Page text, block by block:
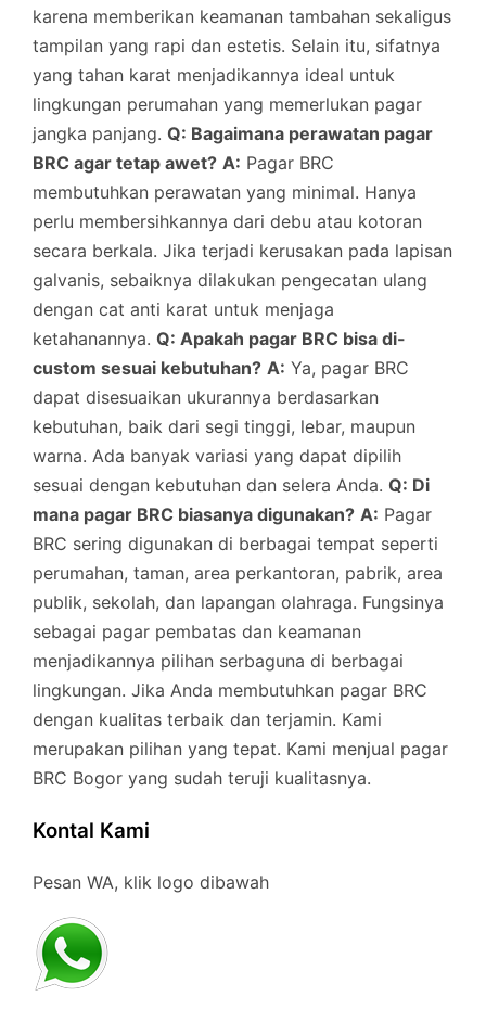
karena memberikan keamanan tambahan sekaligus
tampilan yang rapi dan estetis. Selain itu, sifatnya
yang tahan karat menjadikannya ideal untuk
lingkungan perumahan yang memerlukan pagar
jangka panjang. Q: Bagaimana perawatan pagar
BRC agar tetap awet? A: Pagar BRC
membutuhkan perawatan yang minimal. Hanya
perlu membersihkannya dari debu atau kotoran
secara berkala. Jika terjadi kerusakan pada lapisan
galvanis, sebaiknya dilakukan pengecatan ulang
dengan cat anti karat untuk menjaga
ketahanannya. Q: Apakah pagar BRC bisa di-
custom sesuai kebutuhan? A: Ya, pagar BRC
dapat disesuaikan ukurannya berdasarkan
kebutuhan, baik dari segi tinggi, lebar, maupun
warna. Ada banyak variasi yang dapat dipilih
sesuai dengan kebutuhan dan selera Anda. Q: Di
mana pagar BRC biasanya digunakan? A: Pagar
BRC sering digunakan di berbagai tempat seperti
perumahan, taman, area perkantoran, pabrik, area
publik, sekolah, dan lapangan olahraga. Fungsinya
sebagai pagar pembatas dan keamanan
menjadikannya pilihan serbaguna di berbagai
lingkungan. Jika Anda membutuhkan pagar BRC
dengan kualitas terbaik dan terjamin. Kami
merupakan pilihan yang tepat. Kami menjual pagar
BRC Bogor yang sudah teruji kualitasnya.
Kontal Kami
Pesan WA, klik logo dibawah